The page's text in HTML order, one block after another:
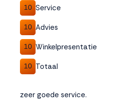
10 Service
10 Advies
10 Winkelpresentatie
10 Totaal
zeer goede service.